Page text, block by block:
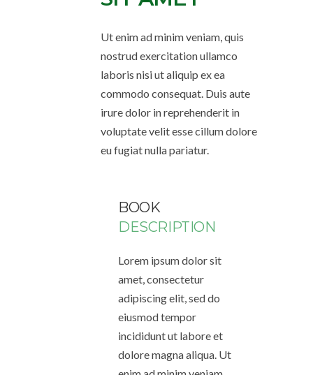
Ut enim ad minim veniam, quis
nostrud exercitation ullamco
laboris nisi ut aliquip ex ea
commodo consequat. Duis aute
irure dolor in reprehenderit in
voluptate velit esse cillum dolore
eu fugiat nulla pariatur.
BOOK
DESCRIPTION
Lorem ipsum dolor sit
amet, consectetur
adipiscing elit, sed do
eiusmod tempor
incididunt ut labore et
dolore magna aliqua. Ut